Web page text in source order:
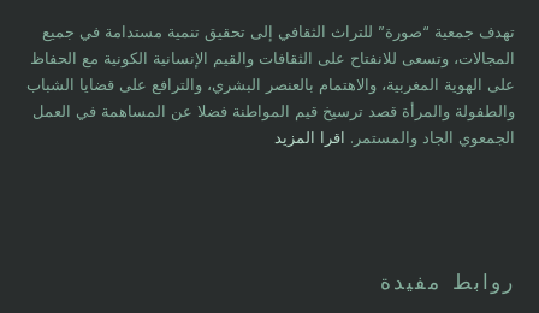
تهدف جمعية “صورة” للتراث الثقافي إلى تحقيق تنمية مستدامة في جميع
المجالات، وتسعى للانفتاح على الثقافات والقيم الإنسانية الكونية مع الحفاظ
على الهوية المغربية، والاهتمام بالعنصر البشري، والترافع على قضايا الشباب
والطفولة والمرأة قصد ترسيخ قيم المواطنة فضلا عن المساهمة في العمل
الجمعوي الجاد والمستمر. اقرا المزيد
روابط مفيدة